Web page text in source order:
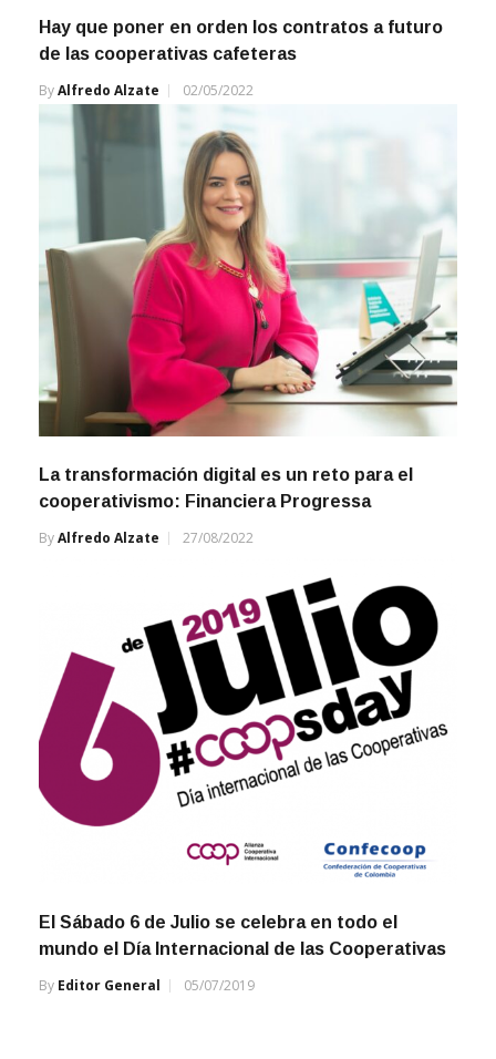
Hay que poner en orden los contratos a futuro
de las cooperativas cafeteras
ByAlfredo Alzate 02/05/2022
La transformación digital es un reto para el
cooperativismo: Financiera Progressa
ByAlfredo Alzate 27/08/2022
El Sábado 6 de Julio se celebra en todo el
mundo el Día Internacional de las Cooperativas
By Editor General 05/07/2019